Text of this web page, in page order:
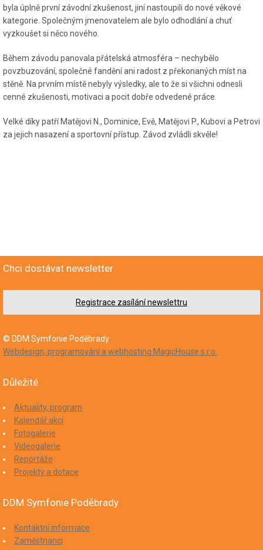
byla úplně první závodní zkušenost, jiní nastoupili do nové věkové
kategorie. Společným jmenovatelem ale bylo odhodlání a chuť
vyzkoušet si něco nového.
Během závodu panovala přátelská atmosféra – nechybělo
povzbuzování, společné fandění ani radost z překonaných míst na
stěně. Na prvním místě nebyly výsledky, ale to že si všichni odnesli
cenné zkušenosti, motivaci a pocit dobře odvedené práce.
Velké díky patří Matějovi N., Dominice, Evě, Matějovi P., Kubovi a Petrovi
za jejich nasazení a sportovní přístup. Závod zvládli skvěle!
Chci dostávat newsletter
Registrace zasílání newslettru
© DDM Symfonie Poděbrady
Webdesign, programování a webhosting MagicHouse s.r.o.
Důležité
Aktuality, program
Kalendář akcí
Fotogalerie
Videogalerie
Reportáže
Projekty a dotace
DDM Symfonie Poděbrady
Kontaktní informace
Zaměstnanci